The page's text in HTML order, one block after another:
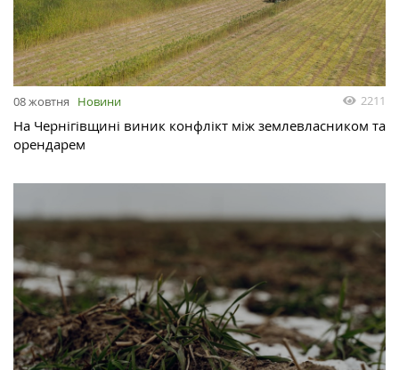
08 жовтня Новини 2211
На Чернігівщині виник конфлікт між землевласником та
орендарем